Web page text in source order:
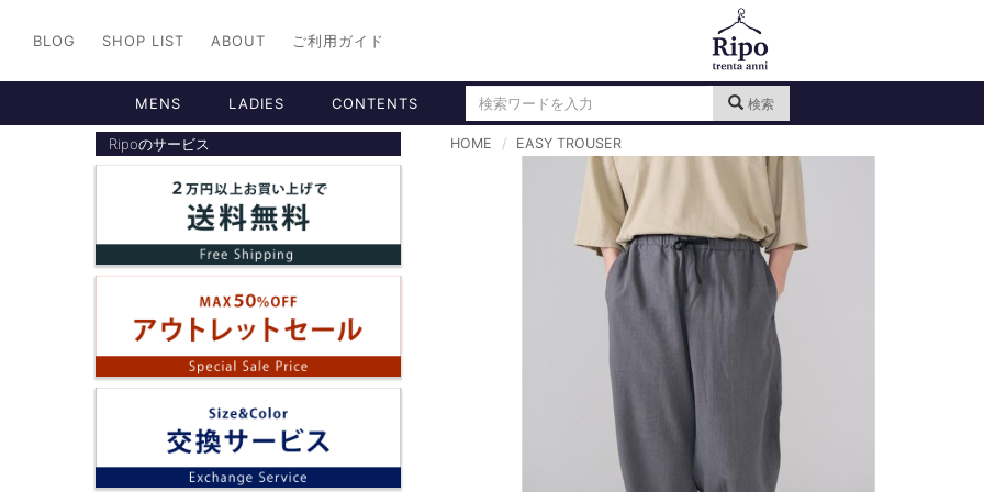
BLOG SHOP LIST ABOUT ご利用ガイド
MENS LADIES CONTENTS 検索
Ripoのサービス HOME EASY TROUSER